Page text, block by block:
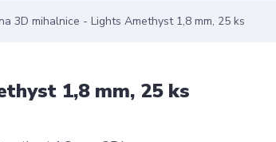
3D mihalnice - Lights Amethyst 1,8 mm, 25 ks
1,8 mm, 25 ks